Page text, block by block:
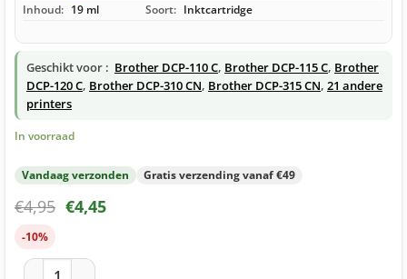
Inhoud: 19 ml Soort: Inktcartridge
Geschikt voor : Brother DCP-110 C, Brother DCP-115 C, Brother
DCP-120 C, Brother DCP-310 CN, Brother DCP-315 CN, 21 andere
printers
In voorraad
Vandaag verzonden Gratis verzending vanaf €49
€4,95 €4,45
-10%
Brother LC900 Y inktcartridge geel huismerk aantal